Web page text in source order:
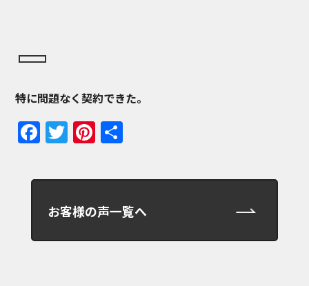
特に問題なく契約できた。
Facebook
Twitter
Pinterest
お客様の声一覧へ